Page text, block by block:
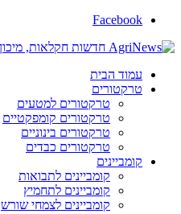
Facebook
עמוד הבית
טרקטורים
טרקטורים למטעים
טרקטורים קומפקטיים
טרקטורים בינוניים
טרקטורים כבדים
קומביינים
קומביינים לתבואות
קומביינים לתחמיץ
קומביינים לצמחי שורש